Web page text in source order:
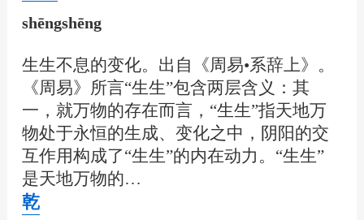
shēngshēng
生生不息的变化。出自《周易•系辞上》。
《周易》所言“生生”包含两层含义：其
一，就万物的存在而言，“生生”指天地万
物处于永恒的生成、变化之中，阴阳的交
互作用构成了“生生”的内在动力。“生生”
是天地万物的…
乾